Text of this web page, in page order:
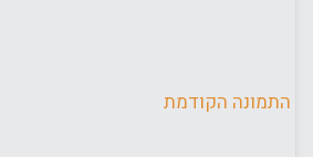
התמונה הקודמת